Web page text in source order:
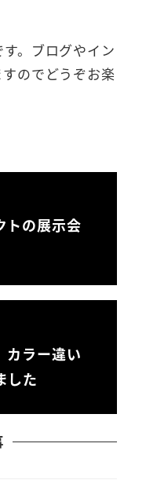
。ブログやイン
のでどうぞお楽
トの展示会
ラー違い
した